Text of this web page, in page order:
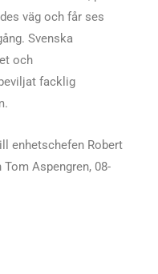
väg och får ses
Svenska
och
facklig
enhetschefen Robert
Aspengren, 08-